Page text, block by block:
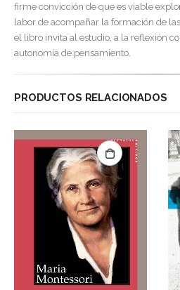
firme convicción de que es viable
labor de acompañar la formación de
el libro invita al estudio, a la reflexión
autonomía de pensamiento.
PRODUCTOS RELACIONADOS